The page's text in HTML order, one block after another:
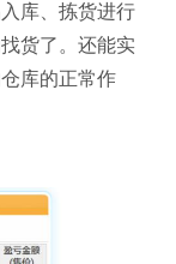
库、拣货进行
货了。还能实
库的正常作